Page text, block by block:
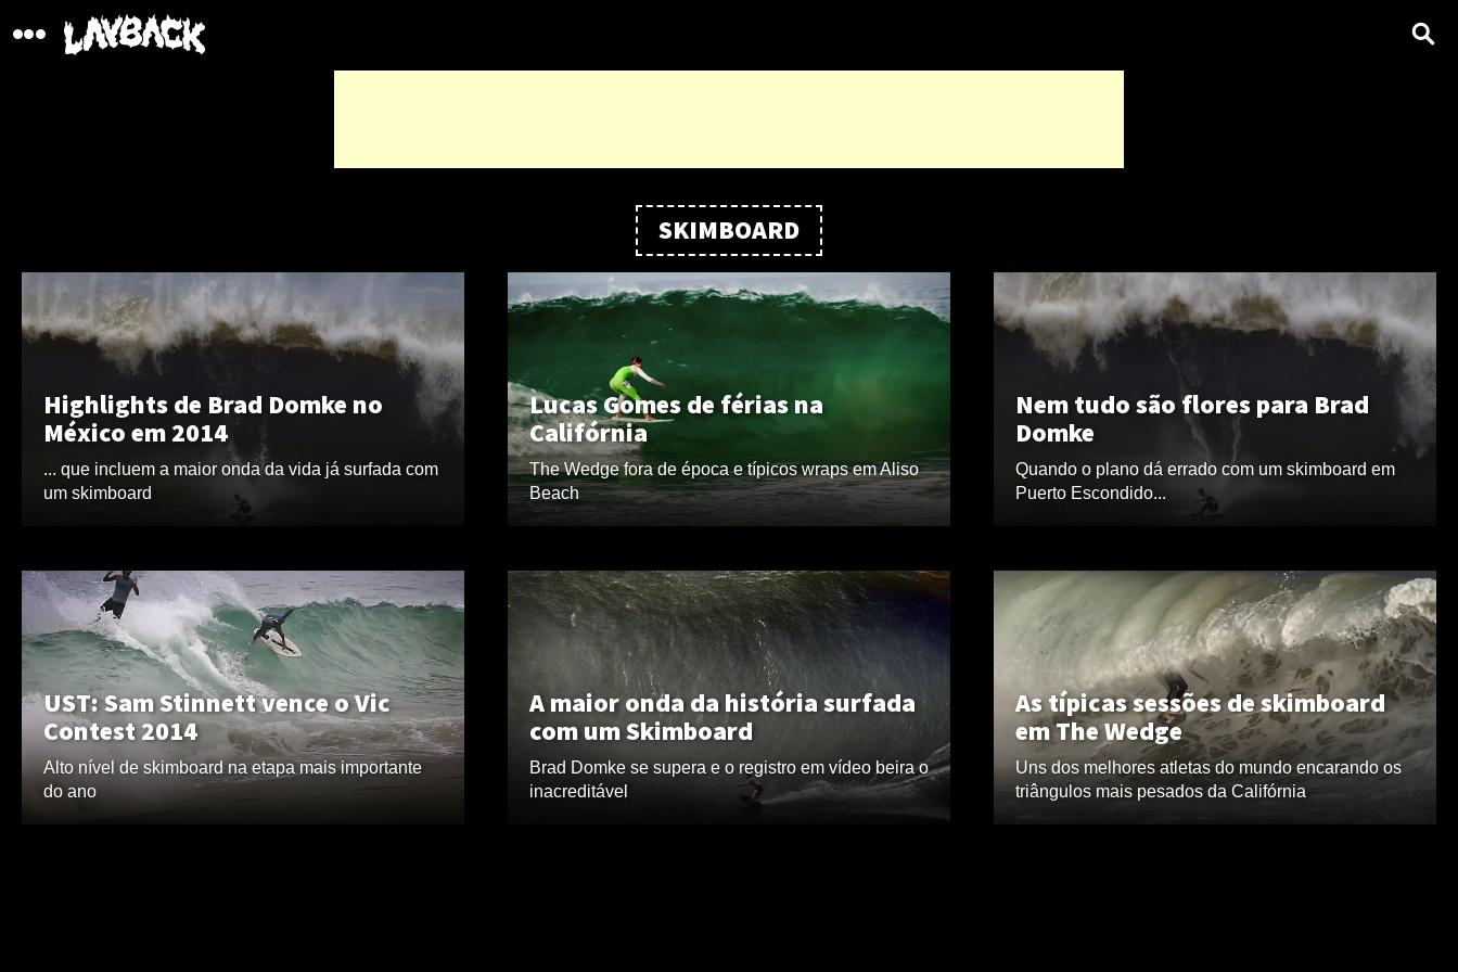
SKIMBOARD
Highlights de Brad Domke no
México em 2014
... que incluem a maior onda da vida já surfada com
um skimboard
Lucas Gomes de férias na
Califórnia
The Wedge fora de época e típicos wraps em Aliso
Beach
Nem tudo são flores para Brad
Domke
Quando o plano dá errado com um skimboard em
Puerto Escondido...
UST: Sam Stinnett vence o Vic
Contest 2014
Alto nível de skimboard na etapa mais importante
do ano
A maior onda da história surfada
com um Skimboard
Brad Domke se supera e o registro em vídeo beira o
inacreditável
As típicas sessões de skimboard
em The Wedge
Uns dos melhores atletas do mundo encarando os
triângulos mais pesados da Califórnia